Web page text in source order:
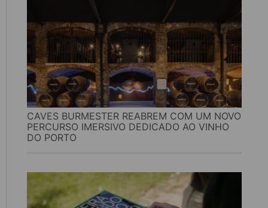
CAVES BURMESTER REABREM COM UM NOVO
PERCURSO IMERSIVO DEDICADO AO VINHO
DO PORTO